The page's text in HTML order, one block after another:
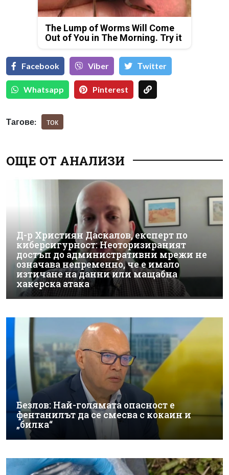
The Lump of Worms Will Come
Out of You in The Morning. Try it
Facebook Viber Тwitter
Whatsapp Pinterest
Тагове: ток
ОЩЕ ОТ АНАЛИЗИ
Д-р Християн Даскалов, експерт по
киберсигурност: Неоторизираният
достъп до административни мрежи не
означава непременно, че е имало
изтичане на данни или мащабна
хакерска атака
Безлов: Най-голямата опасност е
фентанилът да се смесва с кокаин и
„билка“